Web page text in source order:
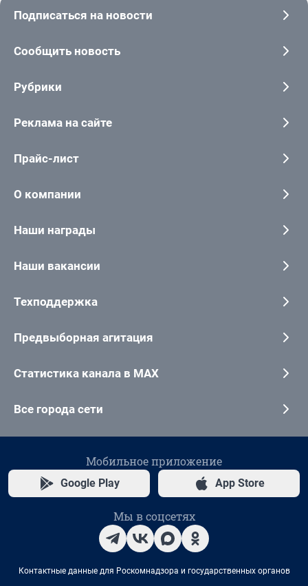
Подписаться на новости
Сообщить новость
Рубрики
Реклама на сайте
Прайс-лист
О компании
Наши награды
Наши вакансии
Техподдержка
Предвыборная агитация
Статистика канала в MAX
Все города сети
Мобильное приложение
Google Play App Store
Мы в соцсетях
Контактные данные для Роскомнадзора и государственных органов